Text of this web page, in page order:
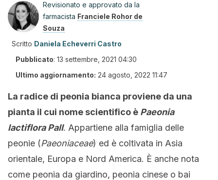
Revisionato e approvato da la
farmacista Franciele Rohor de
Souza
Scritto Daniela Echeverri Castro
Pubblicato: 13 settembre, 2021 04:30
Ultimo aggiornamento: 24 agosto, 2022 11:47
La radice di peonia bianca proviene da una
pianta il cui nome scientifico è Paeonia
lactiflora Pall. Appartiene alla famiglia delle
peonie (Paeoniaceae) ed è coltivata in Asia
orientale, Europa e Nord America. È anche nota
come peonia da giardino, peonia cinese o bai